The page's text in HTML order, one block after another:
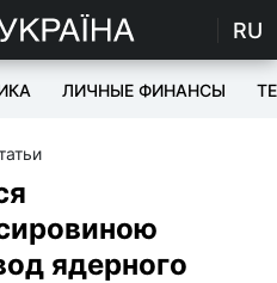
RU
ЛИЧНЫЕ ФИНАНСЫ
ядерного